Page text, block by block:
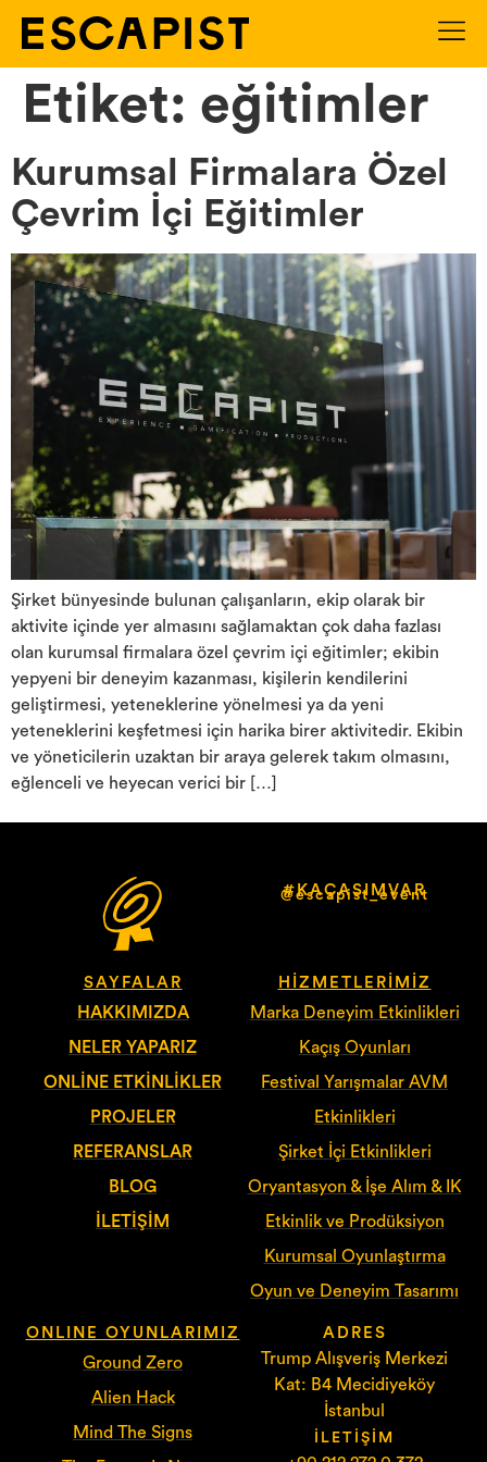
Etiket: eğitimler
Kurumsal Firmalara Özel
Çevrim İçi Eğitimler
Şirket bünyesinde bulunan çalışanların, ekip olarak bir
aktivite içinde yer almasını sağlamaktan çok daha fazlası
olan kurumsal firmalara özel çevrim içi eğitimler; ekibin
yepyeni bir deneyim kazanması, kişilerin kendilerini
geliştirmesi, yeteneklerine yönelmesi ya da yeni
yeteneklerini keşfetmesi için harika birer aktivitedir. Ekibin
ve yöneticilerin uzaktan bir araya gelerek takım olmasını,
eğlenceli ve heyecan verici bir […]
#KAÇASIMVAR
@escapist_event
SAYFALAR
HAKKIMIZDA
NELER YAPARIZ
ONLINE ETKINLIKLER
PROJELER
REFERANSLAR
BLOG
İLETIŞIM
HIZMETLERIMIZ
Marka Deneyim Etkinlikleri
Kaçış Oyunları
Festival Yarışmalar AVM
Etkinlikleri
Şirket İçi Etkinlikleri
Oryantasyon & İşe Alım & IK
Etkinlik ve Prodüksiyon
Kurumsal Oyunlaştırma
Oyun ve Deneyim Tasarımı
ONLINE OYUNLARIMIZ
Ground Zero
Alien Hack
Mind The Signs
ADRES
Trump Alışveriş Merkezi
Kat: B4 Mecidiyeköy
İstanbul
İLETIŞIM